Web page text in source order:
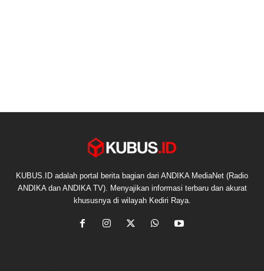
KUBUS.ID adalah portal berita bagian dari ANDIKA MediaNet (Radio
ANDIKA dan ANDIKA TV). Menyajikan informasi terbaru dan akurat
khususnya di wilayah Kediri Raya.